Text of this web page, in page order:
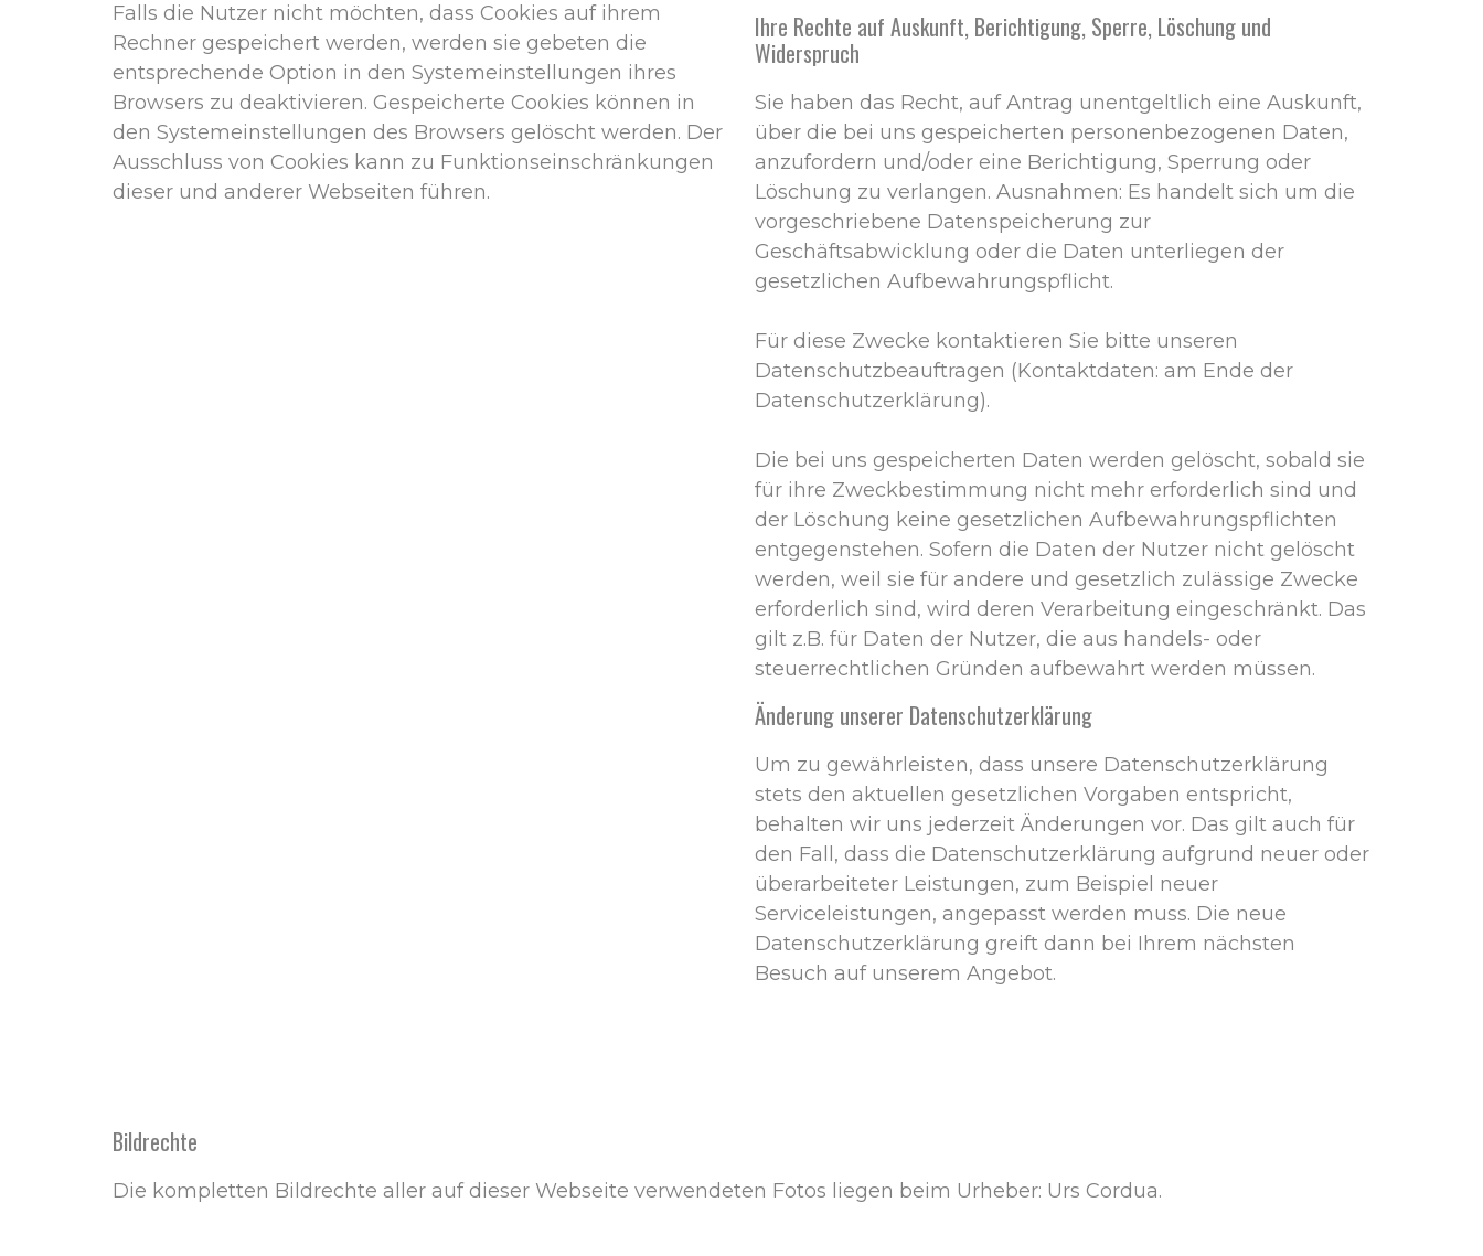
Falls die Nutzer nicht möchten, dass Cookies auf ihrem
Rechner gespeichert werden, werden sie gebeten die
entsprechende Option in den Systemeinstellungen ihres
Browsers zu deaktivieren. Gespeicherte Cookies können in
den Systemeinstellungen des Browsers gelöscht werden. Der
Ausschluss von Cookies kann zu Funktionseinschränkungen
dieser und anderer Webseiten führen.
Ihre Rechte auf Auskunft, Berichtigung, Sperre, Löschung und
Widerspruch
Sie haben das Recht, auf Antrag unentgeltlich eine Auskunft,
über die bei uns gespeicherten personenbezogenen Daten,
anzufordern und/oder eine Berichtigung, Sperrung oder
Löschung zu verlangen. Ausnahmen: Es handelt sich um die
vorgeschriebene Datenspeicherung zur
Geschäftsabwicklung oder die Daten unterliegen der
gesetzlichen Aufbewahrungspflicht.
Für diese Zwecke kontaktieren Sie bitte unseren
Datenschutzbeauftragen (Kontaktdaten: am Ende der
Datenschutzerklärung).
Die bei uns gespeicherten Daten werden gelöscht, sobald sie
für ihre Zweckbestimmung nicht mehr erforderlich sind und
der Löschung keine gesetzlichen Aufbewahrungspflichten
entgegenstehen. Sofern die Daten der Nutzer nicht gelöscht
werden, weil sie für andere und gesetzlich zulässige Zwecke
erforderlich sind, wird deren Verarbeitung eingeschränkt. Das
gilt z.B. für Daten der Nutzer, die aus handels- oder
steuerrechtlichen Gründen aufbewahrt werden müssen.
Änderung unserer Datenschutzerklärung
Um zu gewährleisten, dass unsere Datenschutzerklärung
stets den aktuellen gesetzlichen Vorgaben entspricht,
behalten wir uns jederzeit Änderungen vor. Das gilt auch für
den Fall, dass die Datenschutzerklärung aufgrund neuer oder
überarbeiteter Leistungen, zum Beispiel neuer
Serviceleistungen, angepasst werden muss. Die neue
Datenschutzerklärung greift dann bei Ihrem nächsten
Besuch auf unserem Angebot.
Bildrechte
Die kompletten Bildrechte aller auf dieser Webseite verwendeten Fotos liegen beim Urheber: Urs Cordua.